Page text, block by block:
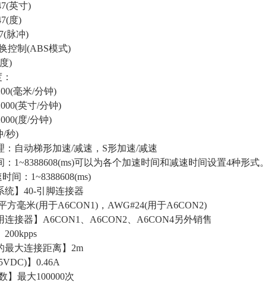
英寸)
度)
脉冲)
控制(ABS模式)
)
毫米/分钟)
英寸/分钟)
度/分钟)
/秒)
：自动梯形加速/减速，S形加速/减速
1~8388608(ms)可以为各个加速时间和减速时间设置4种形式。
间：1~8388608(ms)
统】40-引脚连接器
方毫米(用于A6CON1)，AWG#24(用于A6CON2)
连接器】A6CON1、A6CON2、A6CON4另外销售
200kpps
最大连接距离】2m
】0.46A
】最大100000次